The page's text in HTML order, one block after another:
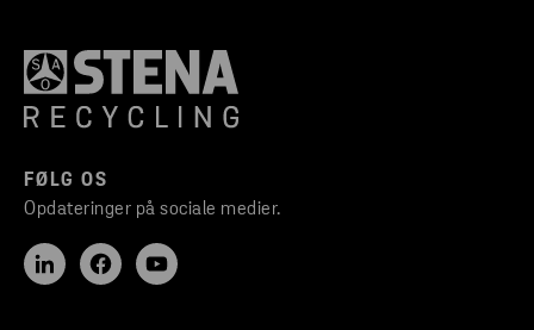
FØLG OS
Opdateringer på sociale medier.